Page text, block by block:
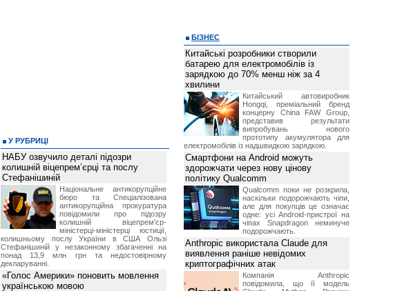
У РУБРИЦІ
НАБУ озвучило деталі підозри
колишній віцепрем’єрці та послу
Стефанішиній
Національне антикорупційне
бюро та Спеціалізована
антикорупційна прокуратура
повідомили про підозру
колишній віцепрем'єр-
міністерці-міністерці юстиції,
колишньому послу України в США Ользі
Стефанішиній у незаконному збагаченні на
понад 13,9 млн грн та недостовірному
декларуванні.
«Голос Америки» поновить мовлення
українською мовою
БІЗНЕС
Китайські розробники створили
батарею для електромобілів із
зарядкою до 70% менш ніж за 4
хвилини
Китайський автовиробник
Hongqi, преміальний бренд
концерну China FAW Group,
представив результати
випробувань нового
прототипу акумулятора для
електромобілів із надшвидкою зарядкою.
Смартфони на Android можуть
здорожчати через нову цінову
політику Qualcomm
Qualcomm поки не розкрила,
наскільки подорожчають чіпи,
але для покупців це означає
одне: усі Android-пристрої на
чіпах Snapdragon неминуче
подорожчають.
Anthropic використала Claude для
виявлення раніше невідомих
криптографічних атак
Компанія Anthropic
повідомила, що її модель